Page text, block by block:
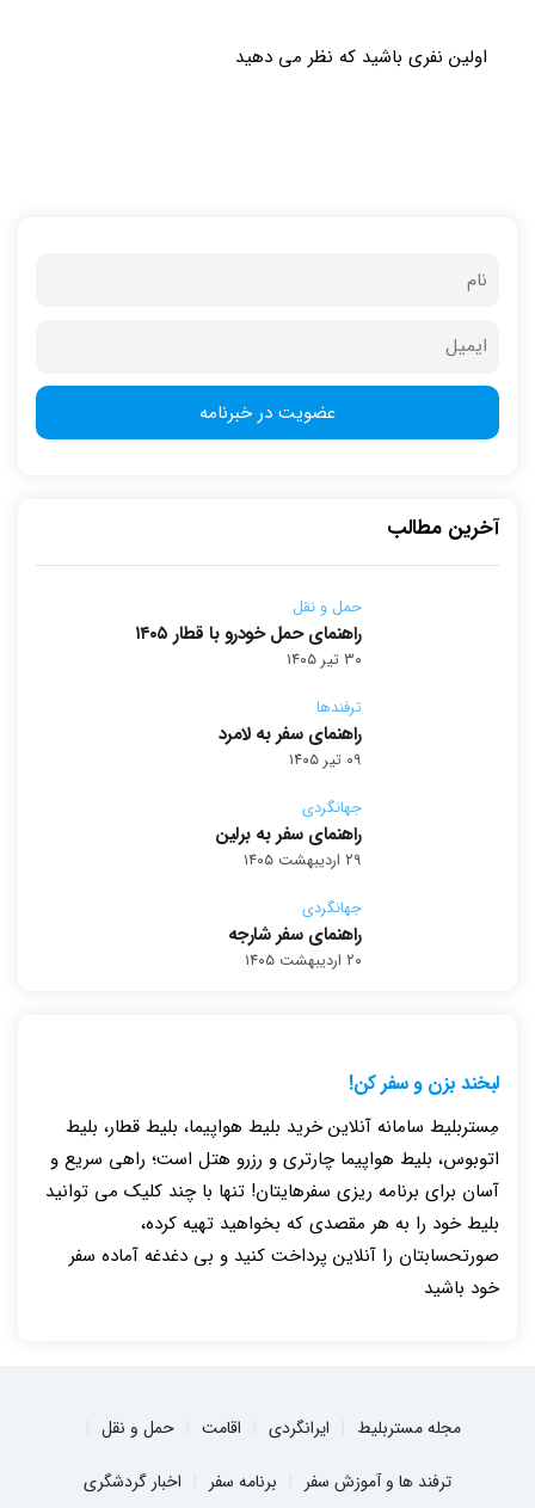
اولین نفری باشید که نظر می دهید
آخرین مطالب
حمل و نقل
راهنمای حمل خودرو با قطار ۱۴۰۵
۳۰ تیر ۱۴۰۵
ترفندها
راهنمای سفر به لامرد
۰۹ تیر ۱۴۰۵
جهانگردی
راهنمای سفر به برلین
۲۹ اردیبهشت ۱۴۰۵
جهانگردی
راهنمای سفر شارجه
۲۰ اردیبهشت ۱۴۰۵
لبخند بزن و سفر کن!
مِستربلیط سامانه آنلاین خرید بلیط هواپیما، بلیط قطار، بلیط
اتوبوس، بلیط هواپیما چارتری و رزرو هتل است؛ راهی سریع و
آسان برای برنامه ریزی سفرهایتان! تنها با چند کلیک می توانید
بلیط خود را به هر مقصدی که بخواهید تهیه کرده،
صورتحسابتان را آنلاین پرداخت کنید و بی دغدغه آماده سفر
خود باشید
مجله مستربلیط ایرانگردی اقامت حمل و نقل
ترفند ها و آموزش سفر برنامه سفر اخبار گردشگری